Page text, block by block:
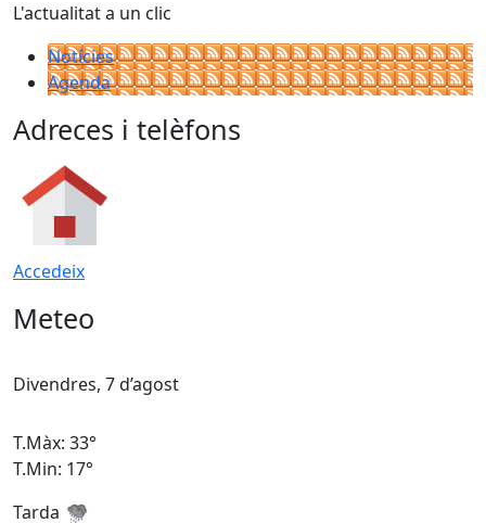
L'actualitat a un clic
Notícies
Agenda
Adreces i telèfons
Accedeix
Meteo
Divendres, 7 d’agost
T.Màx: 33°
T.Min: 17°
Tarda